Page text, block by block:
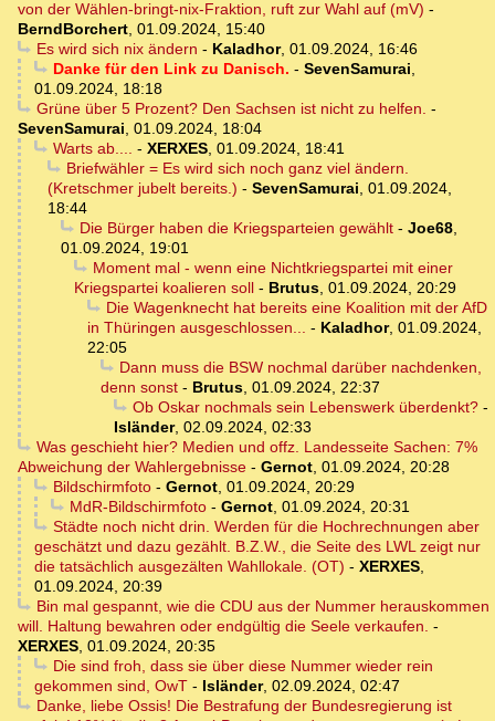
von der Wählen-bringt-nix-Fraktion, ruft zur Wahl auf (mV) -
BerndBorchert, 01.09.2024, 15:40
Es wird sich nix ändern - Kaladhor, 01.09.2024, 16:46
Danke für den Link zu Danisch. - SevenSamurai,
01.09.2024, 18:18
Grüne über 5 Prozent? Den Sachsen ist nicht zu helfen. -
SevenSamurai, 01.09.2024, 18:04
Warts ab.... - XERXES, 01.09.2024, 18:41
Briefwähler = Es wird sich noch ganz viel ändern.
(Kretschmer jubelt bereits.) - SevenSamurai, 01.09.2024,
18:44
Die Bürger haben die Kriegsparteien gewählt- Joe68,
01.09.2024, 19:01
Moment mal - wenn eine Nichtkriegspartei mit einer
Kriegspartei koalieren soll - Brutus, 01.09.2024, 20:29
Die Wagenknecht hat bereits eine Koalition mit der AfD
in Thüringen ausgeschlossen... - Kaladhor, 01.09.2024,
22:05
Dann muss die BSW nochmal darüber nachdenken,
denn sonst - Brutus, 01.09.2024, 22:37
Ob Oskar nochmals sein Lebenswerk überdenkt?-
Isländer, 02.09.2024, 02:33
Was geschieht hier? Medien und offz. Landesseite Sachen: 7%
Abweichung der Wahlergebnisse - Gernot, 01.09.2024, 20:28
Bildschirmfoto- Gernot, 01.09.2024, 20:29
MdR-Bildschirmfoto- Gernot, 01.09.2024, 20:31
Städte noch nicht drin. Werden für die Hochrechnungen aber
geschätzt und dazu gezählt. B.Z.W., die Seite des LWL zeigt nur
die tatsächlich ausgezälten Wahllokale. (OT) - XERXES,
01.09.2024, 20:39
Bin mal gespannt, wie die CDU aus der Nummer herauskommen
will. Haltung bewahren oder endgültig die Seele verkaufen. -
XERXES, 01.09.2024, 20:35
Die sind froh, dass sie über diese Nummer wieder rein
gekommen sind, OwT - Isländer, 02.09.2024, 02:47
Danke, liebe Ossis! Die Bestrafung der Bundesregierung ist